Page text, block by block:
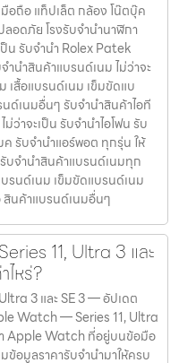
อถือ แท็ปเล็ต กล้อง โน๊ตบุ๊ค
ลอดภัย โรงรับจำนำนาฬิกา
น รับจำนำ Rolex Patek
นำสินค้าแบรนด์เนม ไม่ว่าจะ
เสื้อแบรนด์เนม เข็มขัดแบ
ด์เนมอื่นๆ รับจำนำสินค้าไอที
าจะเป็น รับจำนำไอโฟน รับ
รับจำนำแอร์พอต ทุกรุ่น ให้
บจำนำสินค้าแบรนด์เนมทุก
รนด์เนม เข็มขัดแบรนด์เนม
สินค้าแบรนด์เนมอื่นๆ
11, Ultra 3 และ
ไหร่?
3 และ SE 3 — อัปเดต
Watch — Series 11, Ultra
Apple Watch ที่อยู่บนข้อมือ
ข้อมูลราคารับจำนำมาให้ครบ